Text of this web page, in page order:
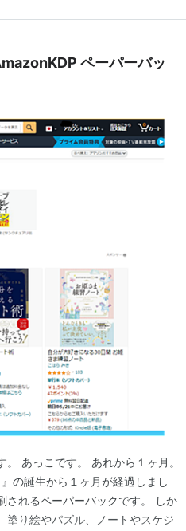
ペーパーバッ
あっこです。 あれから１ヶ月。
の誕生から１ヶ月が経過しまし
されるペーパーバックです。 しか
り絵やパズル、ノートやスケジ